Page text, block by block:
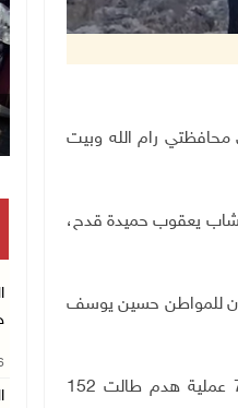
رام الله وبيت
يعقوب حميدة قدح،
للمواطن حسين يوسف
ورصدت هيئة مقاومة الجدار والاستيطان، تنفيذ سلطات الاحتلال خلال نيسان الماضي 73 عملية هدم طالت 152